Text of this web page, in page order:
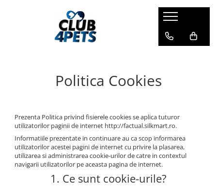
Igiena&Cosmetica
Politica Cookies
Prezenta Politica privind fisierele cookies se aplica tuturor
utilizatorilor paginii de internet http://factual.silkmart.ro.
Informatiile prezentate in continuare au ca scop informarea
utilizatorilor acestei pagini de internet cu privire la plasarea,
utilizarea si administrarea cookie-urilor de catre in contextul
navigarii utilizatorilor pe aceasta pagina de internet.
1. Ce sunt cookie-urile?